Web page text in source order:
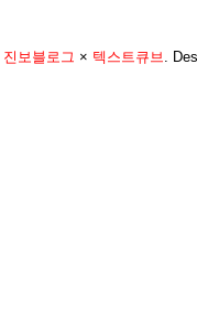
진보블로그 × 텍스트큐브